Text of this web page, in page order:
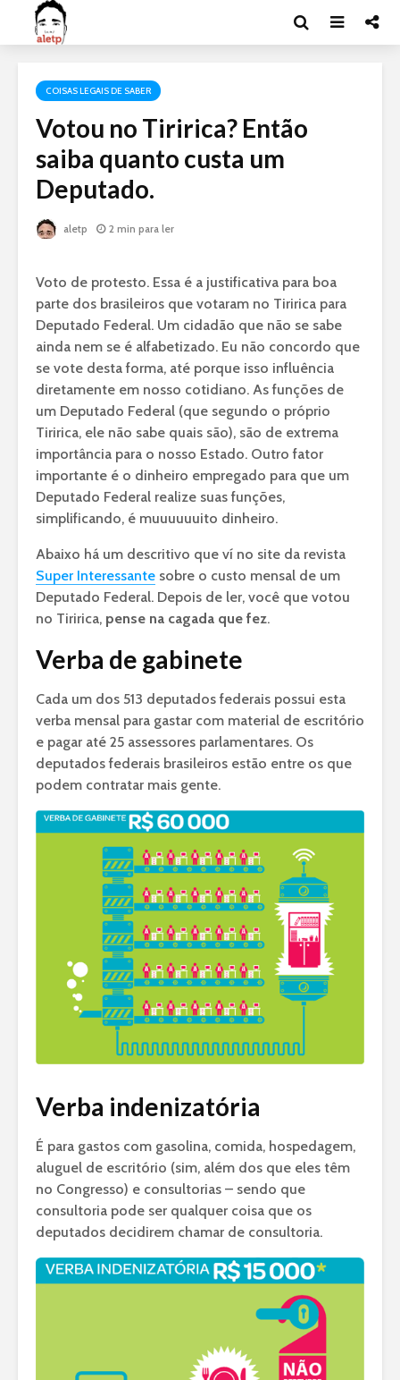
COISAS LEGAIS DE SABER
Votou no Tiririca? Então
saiba quanto custa um
Deputado.
aletp 2 min para ler
Voto de protesto. Essa é a justificativa para boa
parte dos brasileiros que votaram no Tiririca para
Deputado Federal. Um cidadão que não se sabe
ainda nem se é alfabetizado. Eu não concordo que
se vote desta forma, até porque isso influência
diretamente em nosso cotidiano. As funções de
um Deputado Federal (que segundo o próprio
Tiririca, ele não sabe quais são), são de extrema
importância para o nosso Estado. Outro fator
importante é o dinheiro empregado para que um
Deputado Federal realize suas funções,
simplificando, é muuuuuuito dinheiro.
Abaixo há um descritivo que ví no site da revista
Super Interessante sobre o custo mensal de um
Deputado Federal. Depois de ler, você que votou
no Tiririca, pense na cagada que fez.
Verba de gabinete
Cada um dos 513 deputados federais possui esta
verba mensal para gastar com material de escritório
e pagar até 25 assessores parlamentares. Os
deputados federais brasileiros estão entre os que
podem contratar mais gente.
Verba indenizatória
É para gastos com gasolina, comida, hospedagem,
aluguel de escritório (sim, além dos que eles têm
no Congresso) e consultorias – sendo que
consultoria pode ser qualquer coisa que os
deputados decidirem chamar de consultoria.